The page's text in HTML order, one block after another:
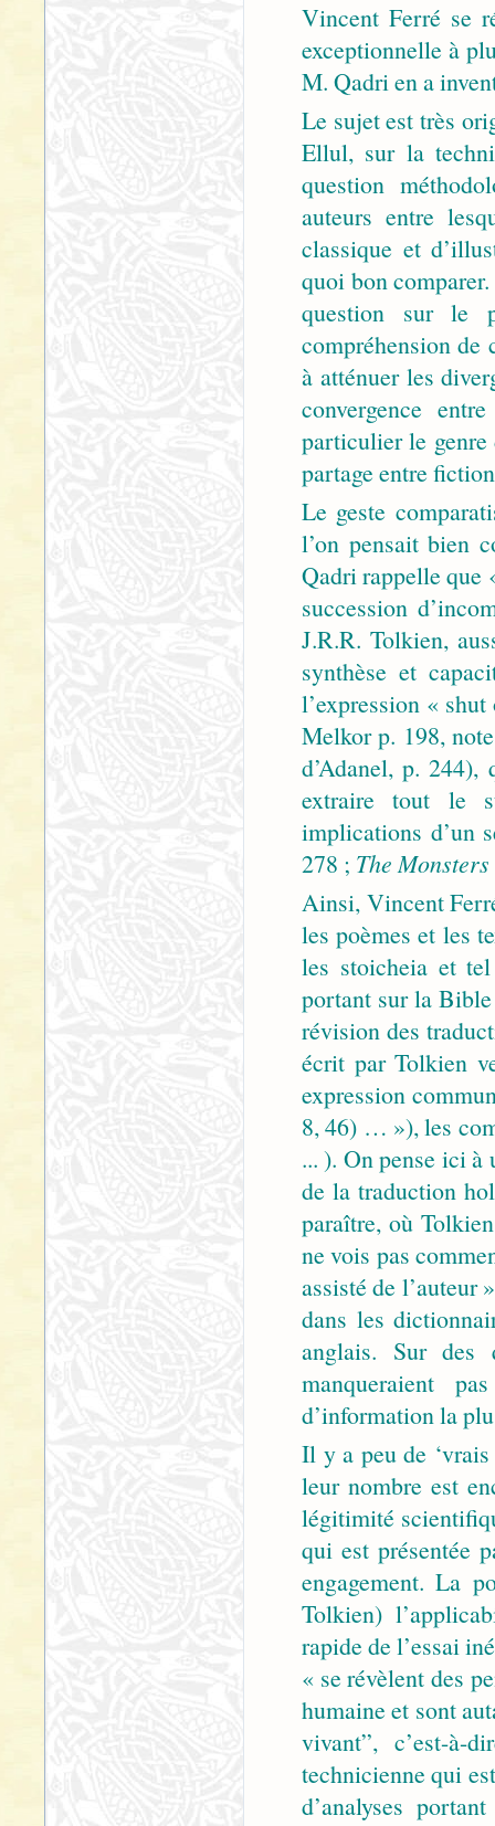
Vincent Ferré se
exceptionnelle à
M. Qadri en a
Le sujet est très
Ellul, sur la
question
auteurs entre
classique et
quoi bon
question sur le
compréhension de
à atténuer les
convergence
particulier le
partage entre
Le geste
l’on pensait bien
Qadri rappelle que
succession
J.R.R. Tolkien,
synthèse et
l’expression «
Melkor p. 198,
d’Adanel, p.
extraire tout le
implications d’un
278 ; The
Ainsi, Vincent
les poèmes et les
les stoicheia et tel
portant sur la
révision des
écrit par Tolkien
expression
8, 46) … »), les
... ). On pense ici à
de la traduction
paraître, où
ne vois pas
assisté de l’auteur
dans les
anglais. Sur des
manqueraient
d’information la
Il y a peu de
leur nombre est
légitimité
qui est présentée
engagement. La
Tolkien)
rapide de l’essai
« se révèlent des
humaine et sont
vivant”, c’est-
technicienne qui
d’analyses